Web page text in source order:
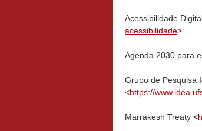
Acessibilidade
acessibilidade>
Agenda 2030 para
Grupo de Pesquisa
<https://
Marrakesh Treaty <